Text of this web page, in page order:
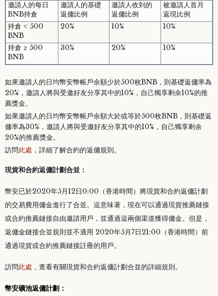
邀請人的每日
BNB持倉
邀請人的基礎
返傭比例
邀請人收到的
返傭比例
被邀請人首月
返現比例
持倉 < 500
BNB
20% 10% 10%
持倉 ≥ 500
BNB
30% 20% 10%
如果邀請人的日均幣安幣帳戶余額少於500枚BNB，則基礎返傭率為
20%，邀請人將與受邀好友分享其中的10%，自己獨享剩余10%的推
薦獎金。
如果邀請人的日均幣安幣帳戶余額大於或等於500枚BNB，則基礎返
傭率為30%，邀請人將與受邀好友分享其中的10%，自己獨享剩余
20%的推薦獎金。
訪問此處 ，詳細了解合約的返傭規則。
現貨和合約返傭計劃合並：
幣安已於2020年5月12日0:00（香港時間）將現貨和合約返傭計劃
的交易費用傭金進行了合並。這意味著，現在可以通過現貨推薦鏈接
或合約推薦鏈接自由邀請用戶，並通過這兩個渠道獲得傭金。但是，
返傭金鏈接合並規則並不適用 2020年5月7日21:00（香港時間）前
通過現貨或合約推薦鏈接註冊的用戶。
訪問此處 ，查看有關現貨和合約返傭計劃合並的詳細規則。
幣安礦池返傭計劃：